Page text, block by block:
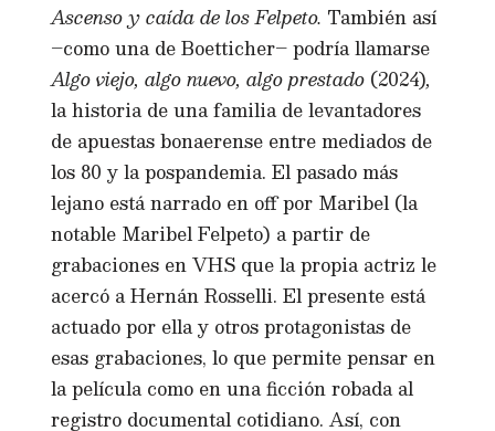
Ascenso y caída de los Felpeto. También así
–como una de Boetticher– podría llamarse
Algo viejo, algo nuevo, algo prestado (2024),
la historia de una familia de levantadores
de apuestas bonaerense entre mediados de
los 80 y la pospandemia. El pasado más
lejano está narrado en off por Maribel (la
notable Maribel Felpeto) a partir de
grabaciones en VHS que la propia actriz le
acercó a Hernán Rosselli. El presente está
actuado por ella y otros protagonistas de
esas grabaciones, lo que permite pensar en
la película como en una ficción robada al
registro documental cotidiano. Así, con